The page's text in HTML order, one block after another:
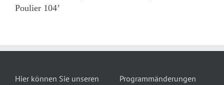
Poulier 104’
Hier können Sie unseren
Programmänderungen